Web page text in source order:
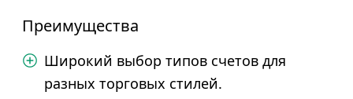
Преимущества
Широкий выбор типов счетов для
разных торговых стилей.